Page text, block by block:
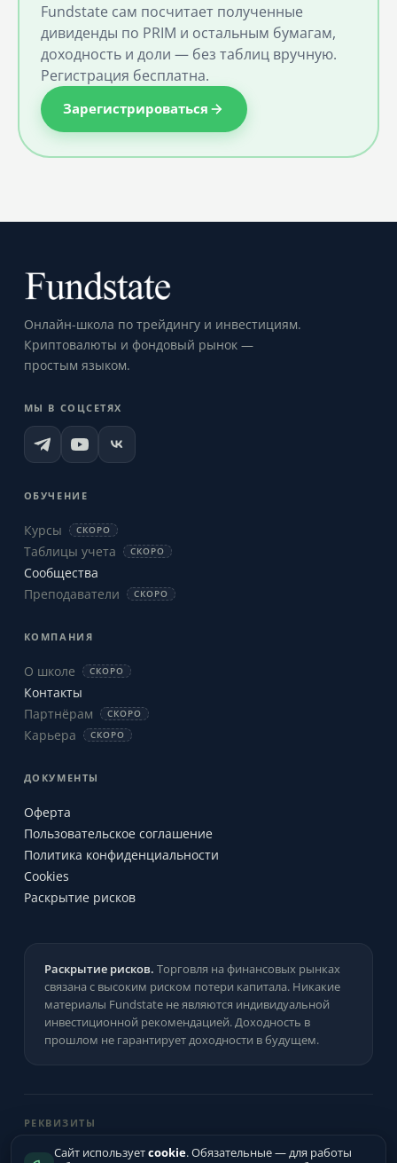
Fundstate сам посчитает полученные
дивиденды по PRIM и остальным бумагам,
доходность и доли — без таблиц вручную.
Регистрация бесплатна.
Зарегистрироваться
Онлайн-школа по трейдингу и инвестициям.
Криптовалюты и фондовый рынок —
простым языком.
МЫ В СОЦСЕТЯХ
ОБУЧЕНИЕ
Курсы СКОРО
Таблицы учета СКОРО
Сообщества
Преподаватели
СКОРО
КОМПАНИЯ
О школе СКОРО
Контакты
Партнёрам
СКОРО
Карьера СКОРО
ДОКУМЕНТЫ
Оферта
Пользовательское соглашение
Политика конфиденциальности
Cookies
Раскрытие рисков
Раскрытие рисков. Торговля на финансовых рынках
связана с высоким риском потери капитала. Никакие
материалы Fundstate не являются индивидуальной
инвестиционной рекомендацией. Доходность в
прошлом не гарантирует доходности в будущем.
РЕКВИЗИТЫ
ИП Цыганков Артём Андреевич · ИНН
Сайт используетcookie. Обязательные — для работы